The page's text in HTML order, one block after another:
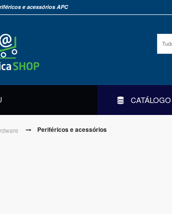
e acessórios APC
CATÁLOGO
Periféricos e acessórios